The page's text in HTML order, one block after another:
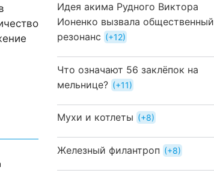
Идея акима Рудного Виктора
Ионенко вызвала общественный
резонанс
+12
Что означают 56 заклёпок на
мельнице?
+11
Мухи и котлеты +8
Железный филантроп +8